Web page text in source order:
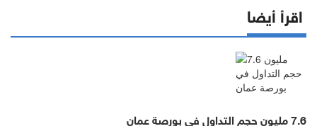
اقرأ أيضا
7.6 مليون حجم التداول في بورصة عمان